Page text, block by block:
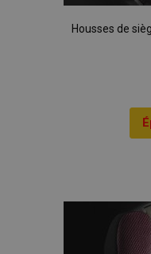
Housses de